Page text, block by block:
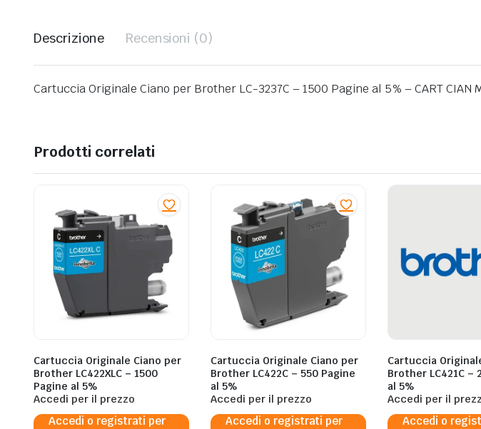
Descrizione Recensioni (0)
Cartuccia Originale Ciano per Brother LC-3237C – 1500 Pagine al 5% – CART CIAN
Prodotti correlati
Cartuccia Originale Ciano per
Brother LC422XLC – 1500
Pagine al 5%
Accedi per il prezzo
Accedi o registrati per
Cartuccia Originale Ciano per
Brother LC422C – 550 Pagine
al 5%
Accedi per il prezzo
Accedi o registrati per
Cartuccia
Brother LC421C –
al 5%
Accedi per il
Accedi o